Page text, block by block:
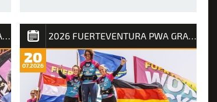
Die Vorhersage für Tag 3 des Slalom X beim
PWA Grand Slam 2026 auf Fuerteventura
war zwar schon immer als extrem windig
angekündigt worden, doch bei Berichten von
Windböen von bis zu 50 Knoten hätten sich
viele wohl kaum vorstellen können, wie
brutal es in Sotavento manchmal zug…
2026 FUERTEVENTURA PWA GRAND SLAM 2026 FUERTEVENTURA PWA GRAND SLAM
20
07.2026